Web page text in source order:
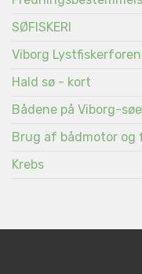
SØFISKERI
Viborg
Hald sø - kort
Bådene på Viborg-
Brug af bådmotor
Krebs